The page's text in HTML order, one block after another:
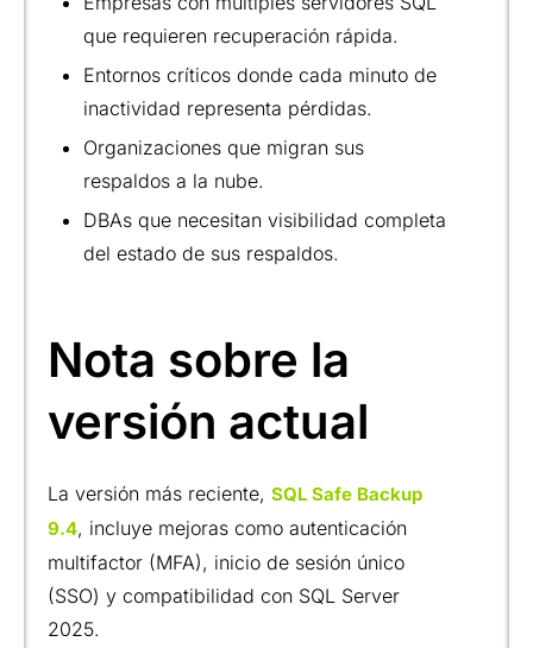
que requieren recuperación rápida.
Entornos críticos donde cada minuto de
inactividad representa pérdidas.
Organizaciones que migran sus
respaldos a la nube.
DBAs que necesitan visibilidad completa
del estado de sus respaldos.
Nota sobre la
versión actual
La versión más reciente, SQL Safe Backup
9.4, incluye mejoras como autenticación
multifactor (MFA), inicio de sesión único
(SSO) y compatibilidad con SQL Server
2025.